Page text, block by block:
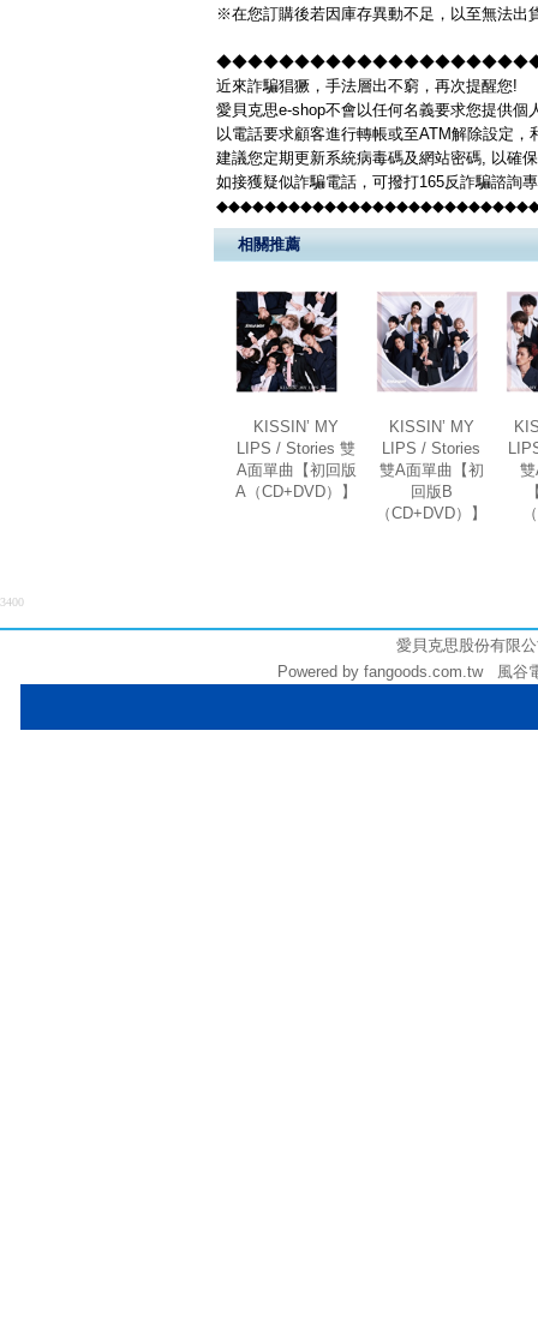
※在您訂購後若因庫存異動不足，以至無法出
◆◆◆◆◆◆◆◆◆◆◆◆◆◆◆◆◆◆◆◆◆◆◆◆
近來詐騙猖獗，手法層出不窮，再次提醒您!
愛貝克思e-shop不會以任何名義要求您提供個
以電話要求顧客進行轉帳或至ATM解除設定
建議您定期更新系統病毒碼及網站密碼, 以確
如接獲疑似詐騙電話，可撥打165反詐騙諮詢
相關推薦
KISSIN’ MY
LIPS / Stories 雙
A面單曲【初回版
A（CD+DVD）】
KISSIN’ MY
LIPS / Stories
雙A面單曲【初
回版B
（CD+DVD）】
3400
愛貝克思股份有限
Powered by fangoods.com.tw 風谷電子